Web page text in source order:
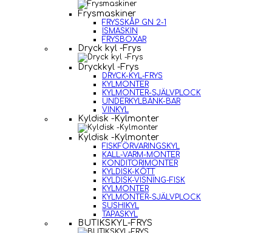
Frysmaskiner
FRYSSKÅP GN 2-1
ISMASKIN
FRYSBOXAR
Dryck kyl -Frys
Dryckkyl -Frys
DRYCK-KYL-FRYS
KYLMONTER
KYLMONTER-SJÄLVPLOCK
UNDERKYLBÄNK-BAR
VINKYL
Kyldisk -Kylmonter
Kyldisk -Kylmonter
FISKFÖRVARINGSKYL
KALL-VARM-MONTER
KONDITORIMONTER
KYLDISK-KÖTT
KYLDISK-VISNING-FISK
KYLMONTER
KYLMONTER-SJÄLVPLOCK
SUSHIKYL
TAPASKYL
BUTIKSKYL-FRYS